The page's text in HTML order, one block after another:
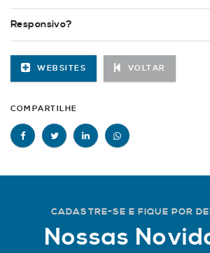
Responsivo?
WEBSITES VOLTAR
COMPARTILHE
CADASTRE-SE E FIQUE POR
Nossas